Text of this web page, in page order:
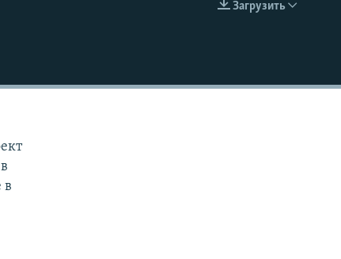
EMBED
Загрузить
в